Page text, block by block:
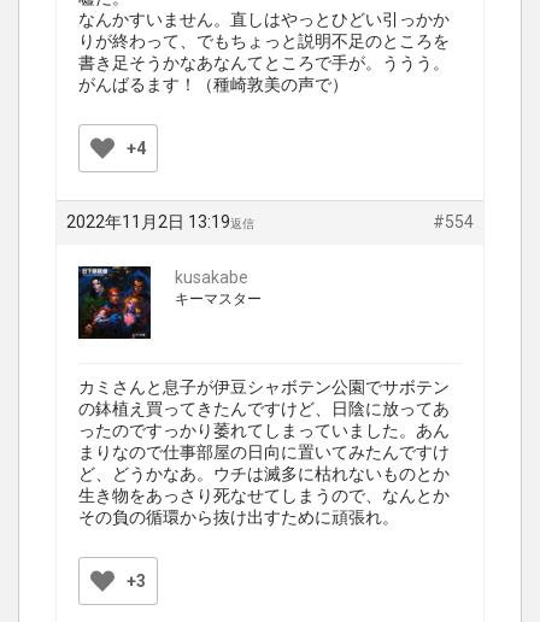
なんかすいません。直しはやっとひどい引っかか
りが終わって、でもちょっと説明不足のところを
書き足そうかなあなんてところで手が。ううう。
がんばるます！（種崎敦美の声で）
+4
2022年11月2日 13:19 #554
返信
kusakabe
キーマスター
カミさんと息子が伊豆シャボテン公園でサボテン
の鉢植え買ってきたんですけど、日陰に放ってあ
ったのですっかり萎れてしまっていました。あん
まりなので仕事部屋の日向に置いてみたんですけ
ど、どうかなあ。ウチは滅多に枯れないものとか
生き物をあっさり死なせてしまうので、なんとか
その負の循環から抜け出すために頑張れ。
+3